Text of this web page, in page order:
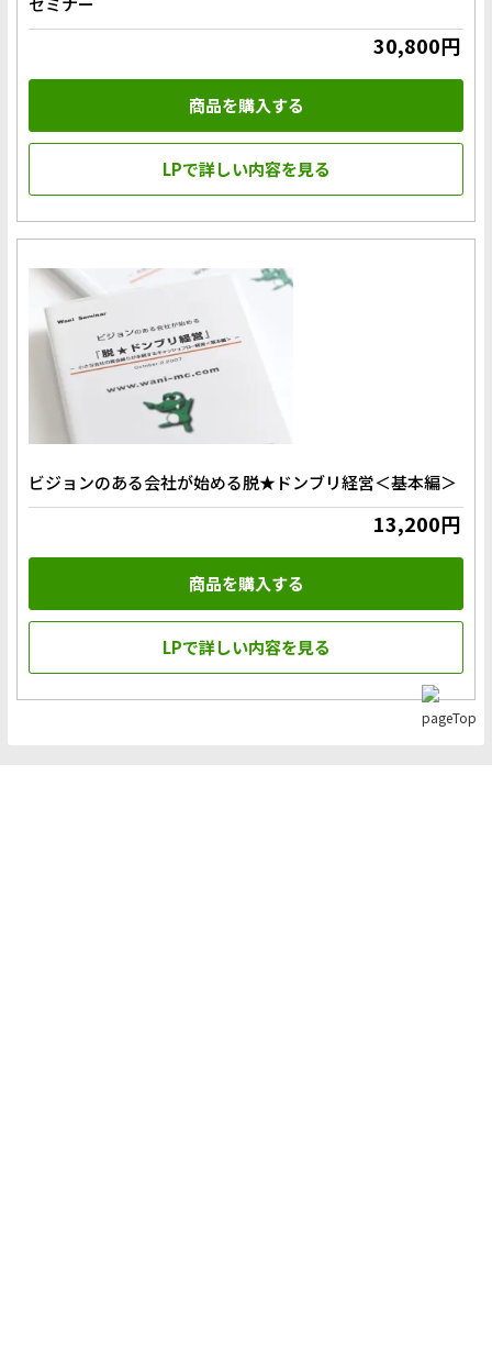
30,800円
商品を購入する
LPで詳しい内容を見る
ビジョンのある会社が始める脱★ドンブリ経営＜基本編＞
13,200円
商品を購入する
LPで詳しい内容を見る